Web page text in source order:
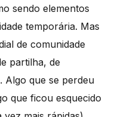
sendo elementos
temporária. Mas
de comunidade
partilha, de
Algo que se perdeu
que ficou esquecido